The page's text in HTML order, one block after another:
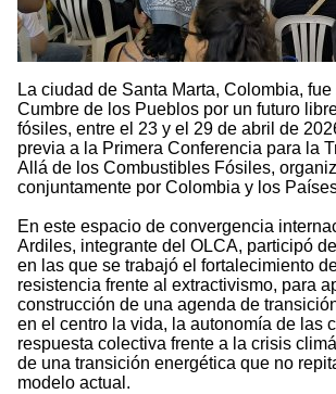
La ciudad de Santa Marta, Colombia,
Cumbre de los Pueblos por un futuro
fósiles, entre el 23 y el 29 de abril de
previa a la Primera Conferencia para la
Allá de los Combustibles Fósiles,
conjuntamente por Colombia y los
En este espacio de convergencia
Ardiles, integrante del OLCA, participó
en las que se trabajó el fortalecimiento
resistencia frente al extractivismo, para
construcción de una agenda de
en el centro la vida, la autonomía de las
respuesta colectiva frente a la crisis
de una transición energética que no
modelo actual.